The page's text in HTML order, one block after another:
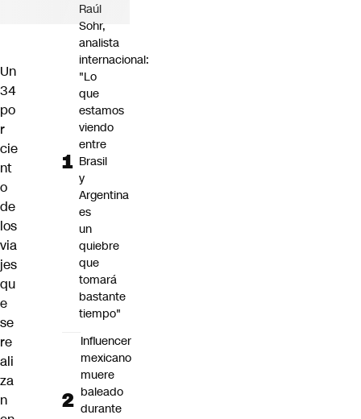
Un
34
po
r
cie
nt
o
de
los
via
jes
qu
e
se
re
ali
za
n
Raúl
Sohr,
analista
internacional:
"Lo
que
estamos
viendo
entre
Brasil
y
Argentina
es
un
quiebre
que
tomará
bastante
tiempo"
Influencer
mexicano
muere
baleado
durante